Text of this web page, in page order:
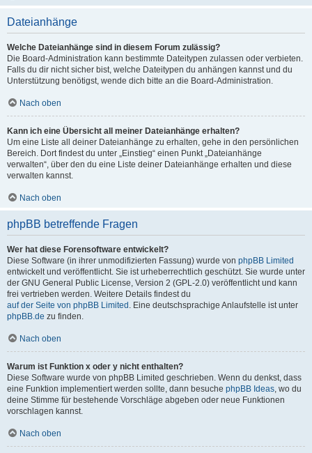
Dateianhänge
Welche Dateianhänge sind in diesem Forum zulässig?
Die Board-Administration kann bestimmte Dateitypen zulassen oder verbieten.
Falls du dir nicht sicher bist, welche Dateitypen du anhängen kannst und du
Unterstützung benötigst, wende dich bitte an die Board-Administration.
Nach oben
Kann ich eine Übersicht all meiner Dateianhänge erhalten?
Um eine Liste all deiner Dateianhänge zu erhalten, gehe in den persönlichen
Bereich. Dort findest du unter „Einstieg“ einen Punkt „Dateianhänge
verwalten“, über den du eine Liste deiner Dateianhänge erhalten und diese
verwalten kannst.
Nach oben
phpBB betreffende Fragen
Wer hat diese Forensoftware entwickelt?
Diese Software (in ihrer unmodifizierten Fassung) wurde von phpBB Limited
entwickelt und veröffentlicht. Sie ist urheberrechtlich geschützt. Sie wurde unter
der GNU General Public License, Version 2 (GPL-2.0) veröffentlicht und kann
frei vertrieben werden. Weitere Details findest du
auf der Seite von phpBB Limited . Eine deutschsprachige Anlaufstelle ist unter
phpBB.de zu finden.
Nach oben
Warum ist Funktion x oder y nicht enthalten?
Diese Software wurde von phpBB Limited geschrieben. Wenn du denkst, dass
eine Funktion implementiert werden sollte, dann besuche phpBB Ideas, wo du
deine Stimme für bestehende Vorschläge abgeben oder neue Funktionen
vorschlagen kannst.
Nach oben